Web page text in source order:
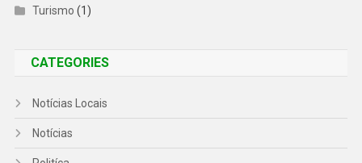
Turismo (1)
CATEGORIES
Notícias Locais
Notícias